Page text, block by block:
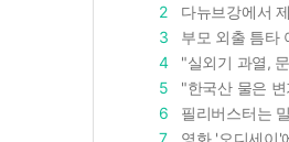
2
3
4
5
6
7